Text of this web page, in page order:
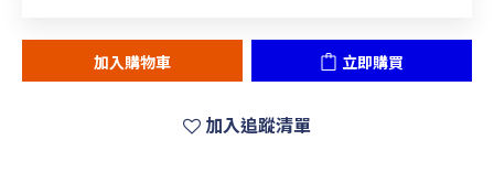
加入購物車 立即購買
加入追蹤清單